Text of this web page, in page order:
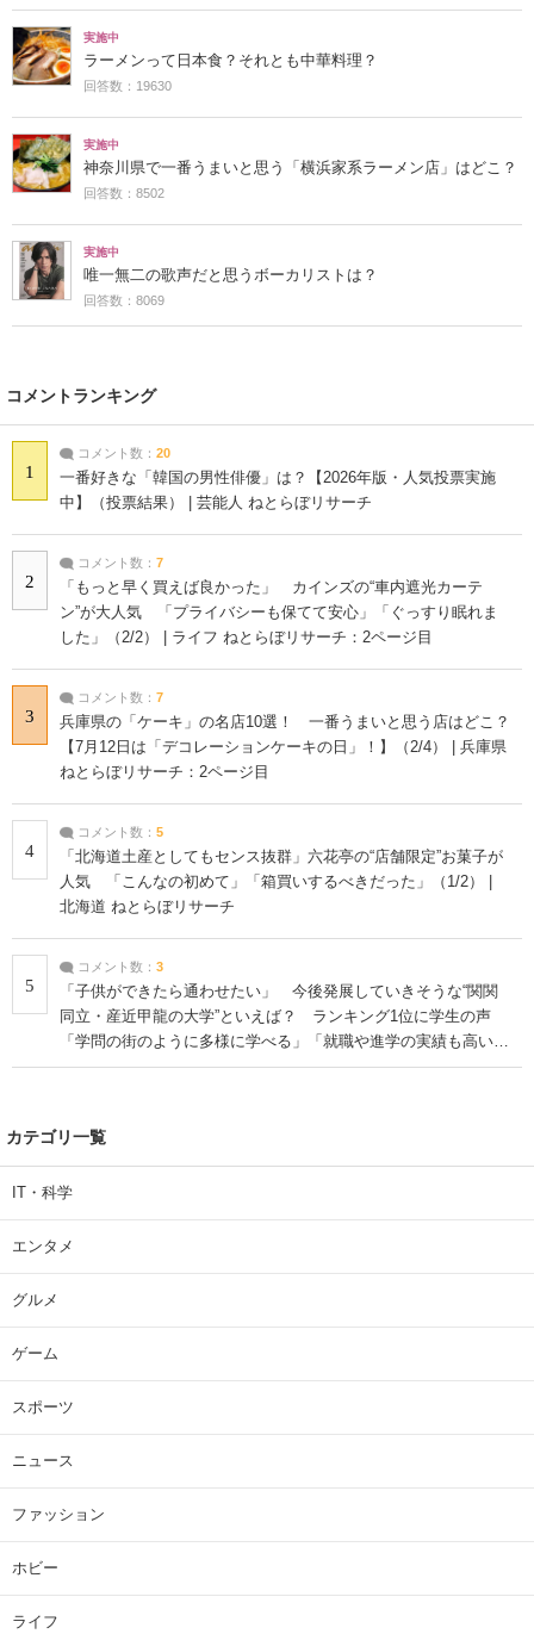
実施中
ラーメンって日本食？それとも中華料理？
回答数：19630
実施中
神奈川県で一番うまいと思う「横浜家系ラーメン店」はどこ？
回答数：8502
実施中
唯一無二の歌声だと思うボーカリストは？
回答数：8069
コメントランキング
1
コメント数： 20
一番好きな「韓国の男性俳優」は？【2026年版・人気投票実施
中】（投票結果） | 芸能人 ねとらぼリサーチ
2
コメント数： 7
「もっと早く買えば良かった」 カインズの“車内遮光カーテ
ン”が大人気 「プライバシーも保てて安心」「ぐっすり眠れま
した」（2/2） | ライフ ねとらぼリサーチ：2ページ目
3
コメント数： 7
兵庫県の「ケーキ」の名店10選！ 一番うまいと思う店はどこ？
【7月12日は「デコレーションケーキの日」！】（2/4） | 兵庫県
ねとらぼリサーチ：2ページ目
4
コメント数： 5
「北海道土産としてもセンス抜群」六花亭の“店舗限定”お菓子が
人気 「こんなの初めて」「箱買いするべきだった」（1/2） |
北海道 ねとらぼリサーチ
5
コメント数： 3
「子供ができたら通わせたい」 今後発展していきそうな“関関
同立・産近甲龍の大学”といえば？ ランキング1位に学生の声
「学問の街のように多様に学べる」「就職や進学の実績も高い」
| 大学 ねとらぼリサーチ
カテゴリ一覧
IT・科学
エンタメ
グルメ
ゲーム
スポーツ
ニュース
ファッション
ホビー
ライフ